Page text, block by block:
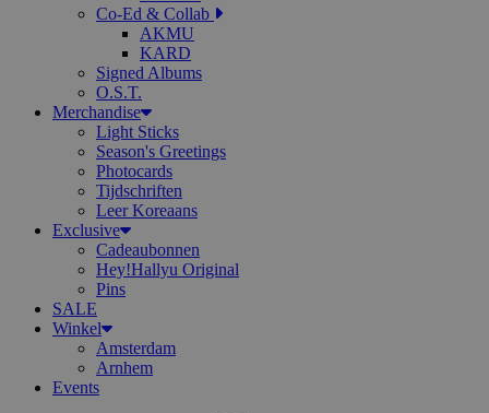
Co-Ed & Collab
AKMU
KARD
Signed Albums
O.S.T.
Merchandise
Light Sticks
Season's Greetings
Photocards
Tijdschriften
Leer Koreaans
Exclusive
Cadeaubonnen
Hey!Hallyu Original
Pins
SALE
Winkel
Amsterdam
Arnhem
Events